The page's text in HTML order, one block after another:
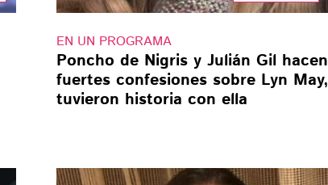
EN UN PROGRAMA
Poncho de Nigris y Julián Gil hacen
fuertes confesiones sobre Lyn May,
tuvieron historia con ella